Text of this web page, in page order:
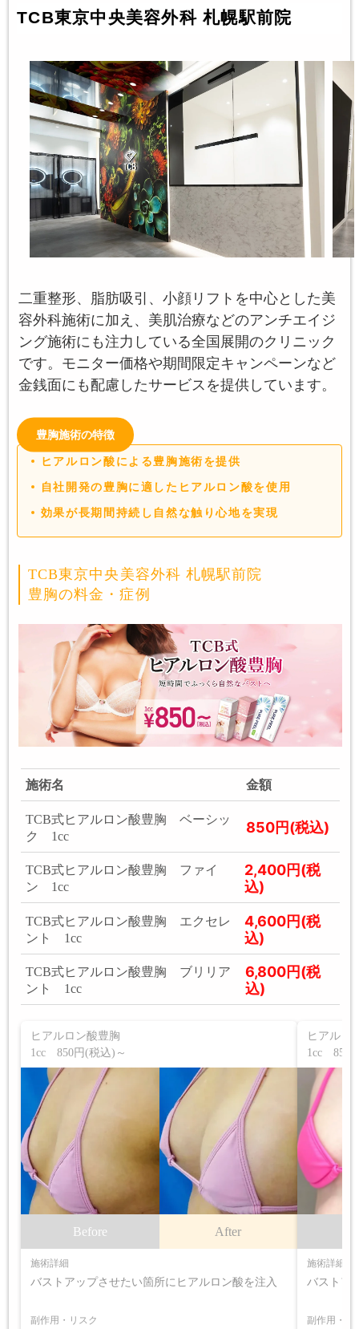
TCB東京中央美容外科 札幌駅前院
二重整形、脂肪吸引、小顔リフトを中心とした美
容外科施術に加え、美肌治療などのアンチエイジ
ング施術にも注力している全国展開のクリニック
です。モニター価格や期間限定キャンペーンなど
金銭面にも配慮したサービスを提供しています。
豊胸施術の特徴
ヒアルロン酸による豊胸施術を提供
自社開発の豊胸に適したヒアルロン酸を使用
効果が長期間持続し自然な触り心地を実現
TCB東京中央美容外科 札幌駅前院
豊胸の料金・症例
施術名 金額
TCB式ヒアルロン酸豊胸 ベーシッ
ク 1cc
850円(税込)
TCB式ヒアルロン酸豊胸 ファイ
ン 1cc
2,400円(税
込)
TCB式ヒアルロン酸豊胸 エクセレ
ント 1cc
4,600円(税
込)
TCB式ヒアルロン酸豊胸 ブリリア
ント 1cc
6,800円(税
込)
ヒアルロン酸豊胸
1cc 850円(税込)～
Before After
施術詳細
バストアップさせたい箇所にヒアルロン酸を注入
副作用・リスク
ヒアルロ
1cc 850
施術詳細
バストア
副作用・リ